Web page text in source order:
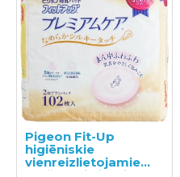
Pigeon Fit-Up
higiēniskie
vienreizlietojamie